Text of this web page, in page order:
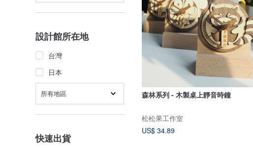
設計館所在地
台灣
日本
所有地區
快速出貨
森林系列 - 木製桌上靜音時鐘
松松果工作室
US$ 34.89